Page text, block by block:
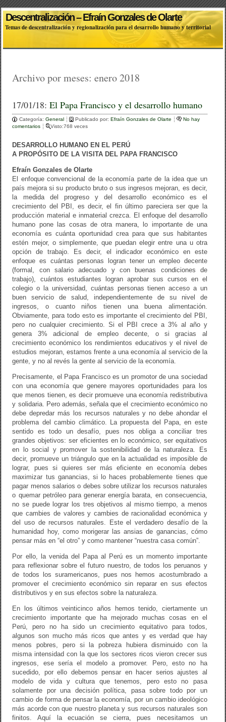
Descentralización – Efraín Gonzales de Olarte
Temas de descentralización y regionalización para el desarrollo humano y territorial
Archivo por meses:enero 2018
17/01/18:El Papa Francisco y el desarrollo humano
Categoría:General Publicado por:Efraín Gonzales de Olarte
No hay
comentarios
Visto:768 veces
DESARROLLO HUMANO EN EL PERÚ
A PROPÓSITO DE LA VISITA DEL PAPA FRANCISCO
Efraín Gonzales de Olarte
El enfoque convencional de la economía parte de la idea que un
país mejora si su producto bruto o sus ingresos mejoran, es decir,
la medida del progreso y del desarrollo económico es el
crecimiento del PBI, es decir, el fin último pareciera ser que la
producción material e inmaterial crezca. El enfoque del desarrollo
humano pone las cosas de otra manera, lo importante de una
economía es cuánta oportunidad crea para que sus habitantes
estén mejor, o simplemente, que puedan elegir entre una u otra
opción de trabajo. Es decir, el indicador económico en este
enfoque es cuántas personas logran tener un empleo decente
(formal, con salario adecuado y con buenas condiciones de
trabajo), cuántos estudiantes logran aprobar sus cursos en el
colegio o la universidad, cuántas personas tienen acceso a un
buen servicio de salud, independientemente de su nivel de
ingresos, o cuanto niños tienen una buena alimentación.
Obviamente, para todo esto es importante el crecimiento del PBI,
pero no cualquier crecimiento. Si el PBI crece a 3% al año y
genera 3% adicional de empleo decente, o si gracias al
crecimiento económico los rendimientos educativos y el nivel de
estudios mejoran, estamos frente a una economía al servicio de la
gente, y no al revés la gente al servicio de la economía.
Precisamente, el Papa Francisco es un promotor de una sociedad
con una economía que genere mayores oportunidades para los
que menos tienen, es decir promueve una economía redistributiva
y solidaria. Pero además, señala que el crecimiento económico no
debe depredar más los recursos naturales y no debe ahondar el
problema del cambio climático. La propuesta del Papa, en este
sentido es todo un desafío, pues nos obliga a conciliar tres
grandes objetivos: ser eficientes en lo económico, ser equitativos
en lo social y promover la sostenibilidad de la naturaleza. Es
decir, promueve un triángulo que en la actualidad es imposible de
lograr, pues si quieres ser más eficiente en economía debes
maximizar tus ganancias, si lo haces probablemente tienes que
pagar menos salarios o debes sobre utilizar los recursos naturales
o quemar petróleo para generar energía barata, en consecuencia,
no se puede lograr los tres objetivos al mismo tiempo, a menos
que cambies de valores y cambies de racionalidad económica y
del uso de recursos naturales. Este el verdadero desafío de la
humanidad hoy, como morigerar las ansias de ganancias, cómo
pensar más en “el otro” y como mantener “nuestra casa común”.
Por ello, la venida del Papa al Perú es un momento importante
para reflexionar sobre el futuro nuestro, de todos los peruanos y
de todos los suramericanos, pues nos hemos acostumbrado a
promover el crecimiento económico sin reparar en sus efectos
distributivos y en sus efectos sobre la naturaleza.
En los últimos veinticinco años hemos tenido, ciertamente un
crecimiento importante que ha mejorado muchas cosas en el
Perú, pero no ha sido un crecimiento equitativo para todos,
algunos son mucho más ricos que antes y es verdad que hay
menos pobres, pero si la pobreza hubiera disminuido con la
misma intensidad con la que los sectores ricos vieron crecer sus
ingresos, ese sería el modelo a promover. Pero, esto no ha
sucedido, por ello debemos pensar en hacer serios ajustes al
modelo de vida y cultura que tenemos, pero esto no pasa
solamente por una decisión política, pasa sobre todo por un
cambio de forma de pensar la economía, por un cambio ideológico
más acorde con que nuestro planeta y sus recursos naturales son
finitos. Aquí la ecuación se cierra, pues necesitamos un